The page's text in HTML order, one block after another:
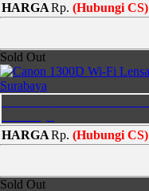
HARGARp. (Hubungi CS)
Sold Out
HARGARp. (Hubungi CS)
Sold Out